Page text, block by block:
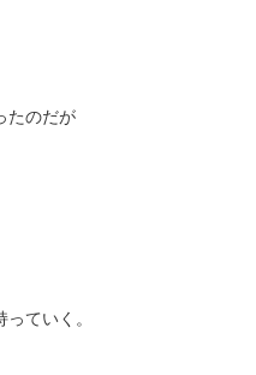
たのだが
ていく。